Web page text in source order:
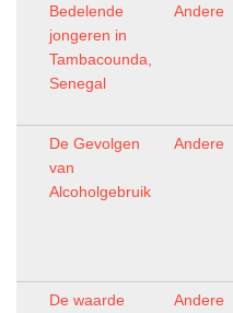
Bedelende
jongeren in
Tambacounda,
Senegal
Andere
De Gevolgen
van
Alcoholgebruik
Andere
De waarde
Andere